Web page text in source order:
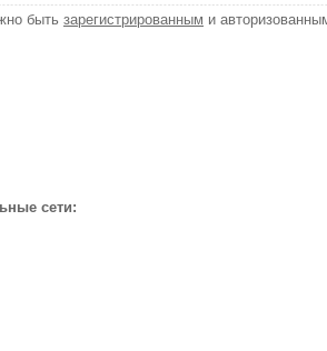
быть зарегистрированным и
сети: